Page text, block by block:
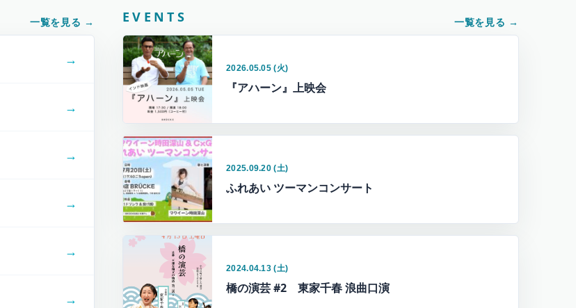
一覧を見る →
→
→
→
→
→
→
EVENTS 一覧を見る →
2026.05.05 (火)
『アハーン』上映会
2025.09.20 (土)
ふれあい ツーマンコンサート
2024.04.13 (土)
橋の演芸 #2 東家千春 浪曲口演